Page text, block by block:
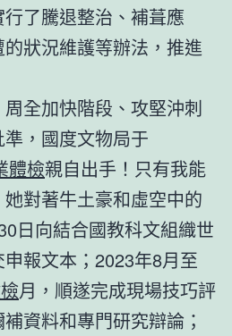
了騰退整治、補葺應
狀況維護等辦法，推進
全加快階段、攻堅沖刺
，國度文物局于
體檢親自出手！只有我能
對著牛土豪和虛空中的
日向結合國教科文組織世
報文本；2023年8月至
月，順遂完成現場技巧評
資料和專門研究辯論；